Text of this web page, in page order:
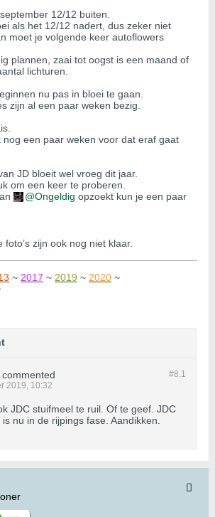
12/12 buiten.
als het 12/12 nadert, dus zeker niet
moet je volgende keer autoflowers
plannen, zaai tot oogst is een maand of
lichturen.
nu pas in bloei te gaan.
zijn al een paar weken bezig.
nog een paar weken voor dat eraf gaat
JD bloeit wel vroeg dit jaar.
om een keer te proberen.
Ongeldig opzoekt kun je een paar
zijn ook nog niet klaar.
~ 2017 ~ 2019 ~ 2020 ~
#8.1
commented
2019, 10:32
JDC stuifmeel te ruil. Of te geef. JDC
nu in de rijpings fase. Aandikken.